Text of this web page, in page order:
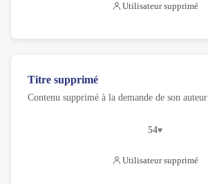
Utilisateur supprimé
Titre supprimé
Contenu supprimé à la demande de son auteur
54
Utilisateur supprimé